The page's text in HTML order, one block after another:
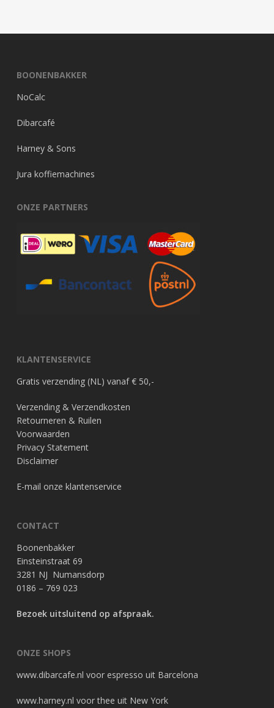
BOONENBAKKER
NoCalc
Dibarcafé
Harney & Sons
Jura koffiemachines
ONZE PARTNERS
KLANTENSERVICE
Gratis verzending (NL) vanaf € 50,-
Verzending & Verzendkosten
Retourneren & Ruilen
Voorwaarden
Privacy Statement
Disclaimer
E-mail onze klantenservice
CONTACT
Boonenbakker
Einsteinstraat 69
3281 NJ Numansdorp
0186 – 769 023
Bezoek uitsluitend op afspraak.
ONZE SHOPS
www.dibarcafe.nl voor espresso uit Barcelona
www.harney.nl voor thee uit New York